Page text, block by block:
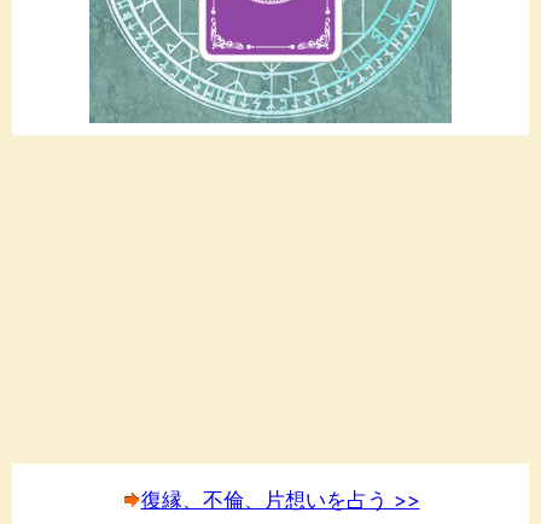
復縁、不倫、片想いを占う >>